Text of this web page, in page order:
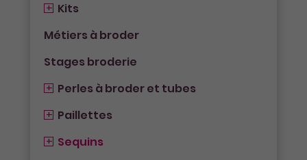
Kits
Métiers à broder
Stages broderie
Perles à broder et tubes
Paillettes
Sequins